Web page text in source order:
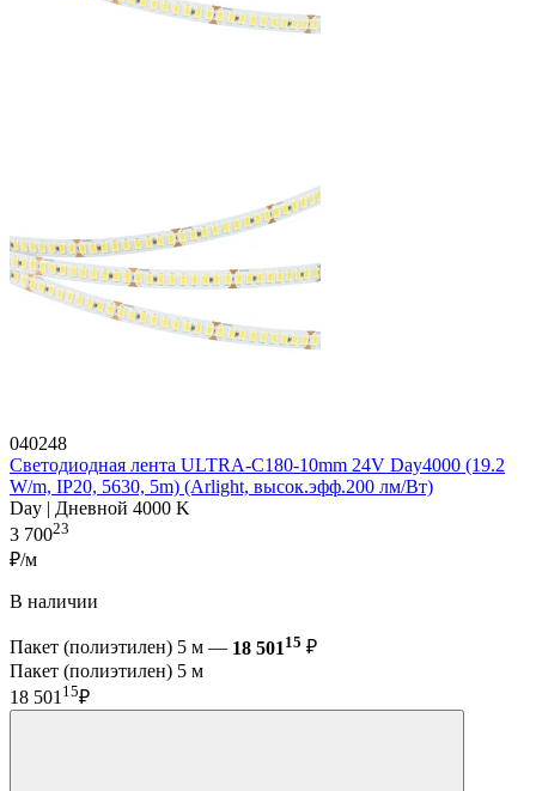
040248
Светодиодная лента ULTRA-C180-10mm 24V Day4000 (19.2
W/m, IP20, 5630, 5m) (Arlight, высок.эфф.200 лм/Вт)
Day | Дневной 4000 K
3 70023
₽/м
В наличии
Пакет (полиэтилен) 5 м — 18 501 15 ₽
Пакет (полиэтилен) 5 м
18 501 15₽